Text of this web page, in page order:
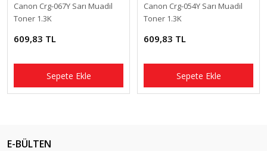
Canon Crg-067Y Sarı Muadil
Toner 1.3K
609,83 TL
Sepete Ekle
Canon Crg-054Y Sarı Muadil
Toner 1.3K
609,83 TL
Sepete Ekle
E-BÜLTEN